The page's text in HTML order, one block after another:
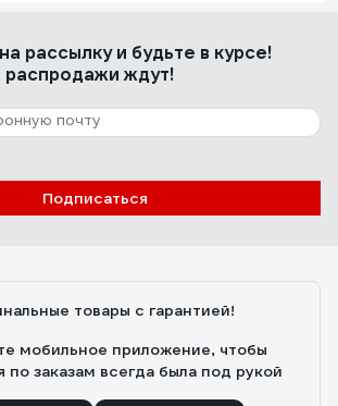
на рассылкуи будьте в курсе!
распродажи ждут!
Подписаться
товары с гарантией!
мобильное приложение, чтобы
по заказам всегда была под рукой